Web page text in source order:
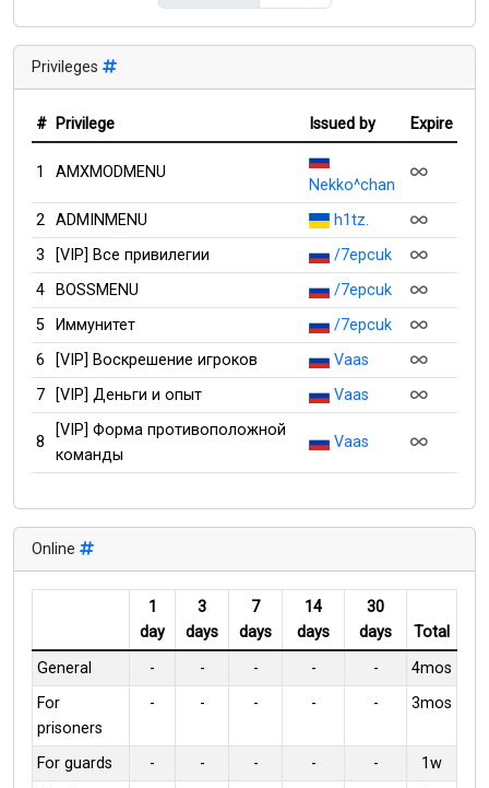
Privileges
# Privilege Issued by Expire
1 AMXMODMENU
Nekko^chan
2 ADMINMENU
h1tz.
3
[VIP] Все привилегии
/7epcuk
4 BOSSMENU
/7epcuk
5 Иммунитет
/7epcuk
6
[VIP] Воскрешение игроков
Vaas
7
[VIP] Деньги и опыт Vaas
8
[VIP] Форма противоположной
команды
Vaas
Online
1
day
3
days
7
days
14
days
30
days
Total
General
- - - - -
4mos
For
prisoners
- - - - - 3mos
For guards - - - - -
1w